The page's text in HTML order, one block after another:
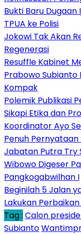
Bukti Baru Dugaan
TPUA ke Polisi
Jokowi Tak Akan
Regenerasi
Resuffle Kabinet
Prabowo
Kompak
Polemik Publikasi
Sikapi Etika dan
Koordinator Ayo
Penuh
Jabatan Putra Try
Wibowo Digeser
Pangkogabwilhan I
Beginilah 5 Jalan
Lakukan
Tag : Calon
Subianto